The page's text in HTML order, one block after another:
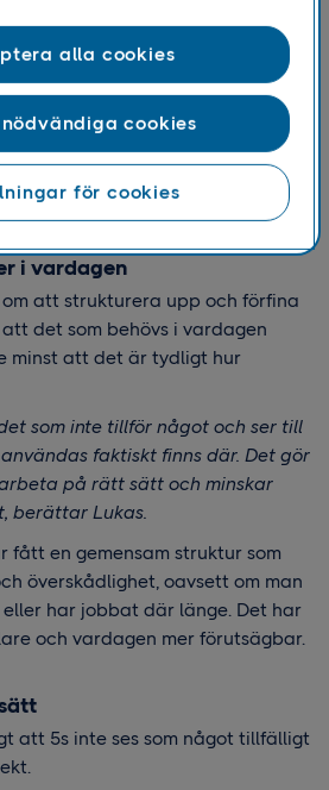
att göra samma jobb skapar
tid som egentligen borde läggas
5S blivit ett sätt att skapa
i praktiken, snarare än något
papper.
i vardagen
om att strukturera upp och förfina
det som behövs i vardagen
minst att det är tydligt hur
som inte tillför något och ser till
faktiskt finns där. Det gör
på rätt sätt och minskar
berättar Lukas.
fått en gemensam struktur som
överskådlighet, oavsett om man
har jobbat där länge. Det har
och vardagen mer förutsägbar.
att 5s inte ses som något tillfälligt
för cookies
cookies
alla cookies